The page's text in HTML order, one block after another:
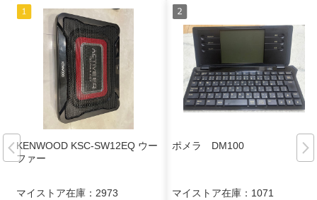
KENWOOD KSC-SW12EQ ウー
ファー
マイストア在庫： 2973
ポメラ DM100
マイストア在庫： 1071